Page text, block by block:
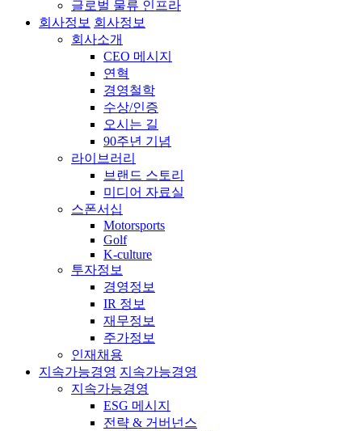
글로벌 물류 인프라
회사정보 회사정보
회사소개
CEO 메시지
연혁
경영철학
수상/인증
오시는 길
90주년 기념
라이브러리
브랜드 스토리
미디어 자료실
스폰서십
Motorsports
Golf
K-culture
투자정보
경영정보
IR 정보
재무정보
주가정보
인재채용
지속가능경영 지속가능경영
지속가능경영
ESG 메시지
전략 & 거버넌스